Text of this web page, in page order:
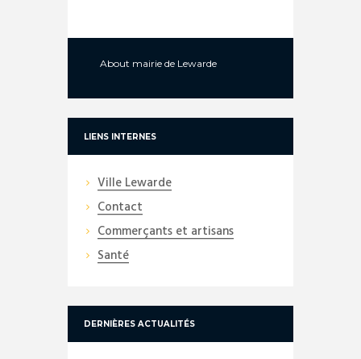
About mairie de Lewarde
LIENS INTERNES
Ville Lewarde
Contact
Commerçants et artisans
Santé
DERNIÈRES ACTUALITÉS